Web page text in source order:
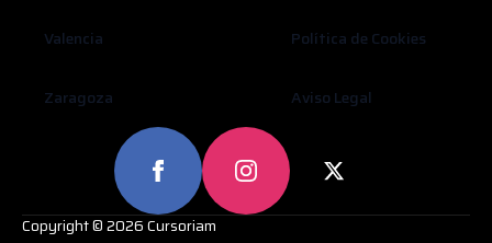
Valencia
Zaragoza
Política de Cookies
Aviso Legal
Copyright © 2026 Cursoriam